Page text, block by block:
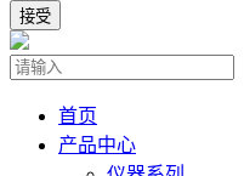
接受
首页
产品中心